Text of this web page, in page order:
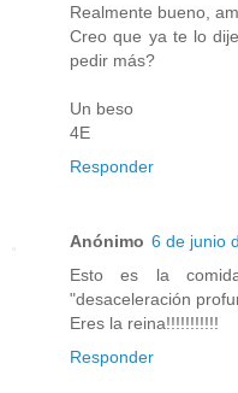
Realmente bueno,
Creo que ya te lo
pedir más?
Un beso
4E
Responder
Anónimo 6 de junio
Esto es la
"desaceleración
Eres la reina!!!!!!!!!!!
Responder